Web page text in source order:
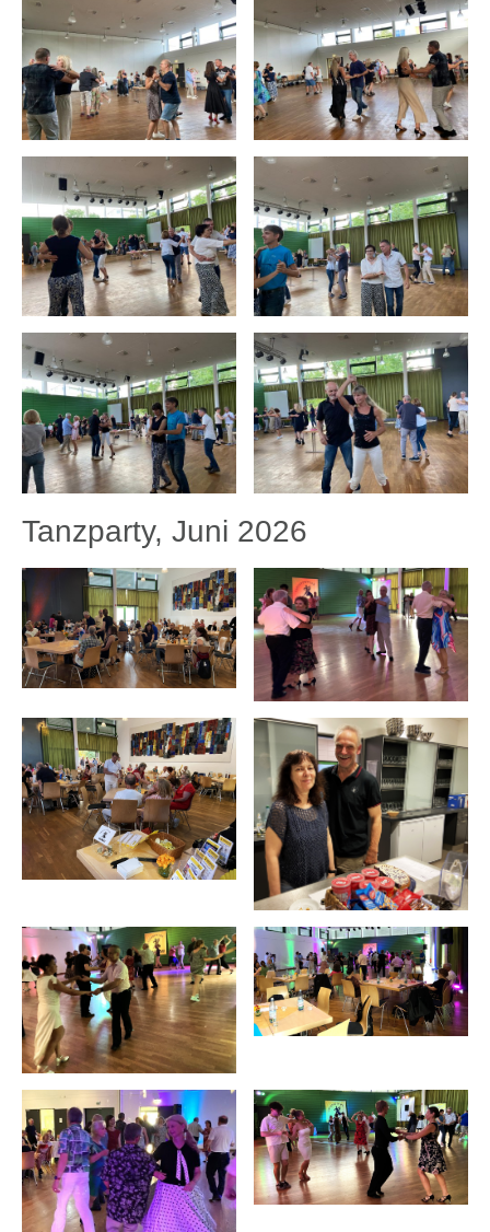
Tanzparty, Juni 2026